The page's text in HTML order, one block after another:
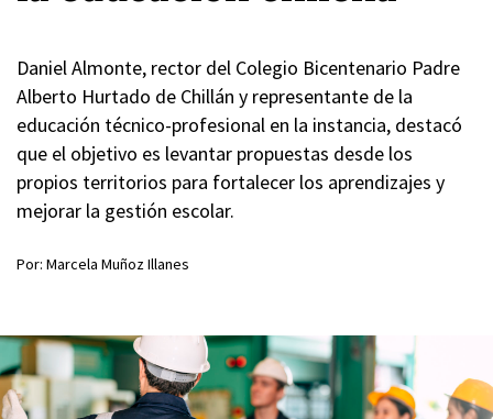
Daniel Almonte, rector del Colegio Bicentenario Padre
Alberto Hurtado de Chillán y representante de la
educación técnico-profesional en la instancia, destacó
que el objetivo es levantar propuestas desde los
propios territorios para fortalecer los aprendizajes y
mejorar la gestión escolar.
Por: Marcela Muñoz Illanes